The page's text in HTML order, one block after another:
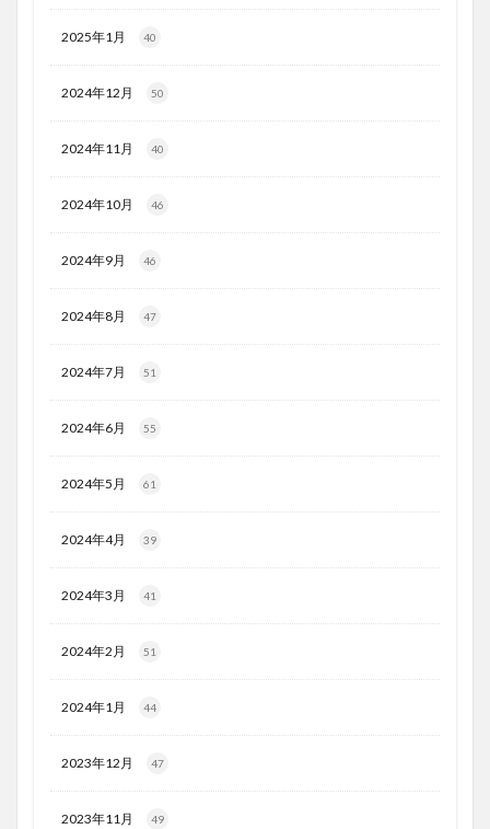
2025年1月 40
2024年12月 50
2024年11月 40
2024年10月 46
2024年9月 46
2024年8月 47
2024年7月 51
2024年6月 55
2024年5月 61
2024年4月 39
2024年3月 41
2024年2月 51
2024年1月 44
2023年12月 47
2023年11月 49